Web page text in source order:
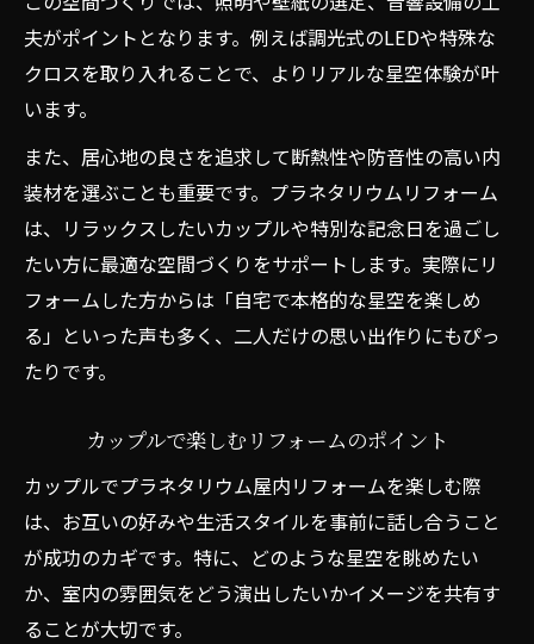
夫がポイントとなります。例えば調光式のLEDや特殊な
クロスを取り入れることで、よりリアルな星空体験が叶
います。
また、居心地の良さを追求して断熱性や防音性の高い内
装材を選ぶことも重要です。プラネタリウムリフォーム
は、リラックスしたいカップルや特別な記念日を過ごし
たい方に最適な空間づくりをサポートします。実際にリ
フォームした方からは「自宅で本格的な星空を楽しめ
る」といった声も多く、二人だけの思い出作りにもぴっ
たりです。
カップルで楽しむリフォームのポイント
カップルでプラネタリウム屋内リフォームを楽しむ際
は、お互いの好みや生活スタイルを事前に話し合うこと
が成功のカギです。特に、どのような星空を眺めたい
か、室内の雰囲気をどう演出したいかイメージを共有す
ることが大切です。